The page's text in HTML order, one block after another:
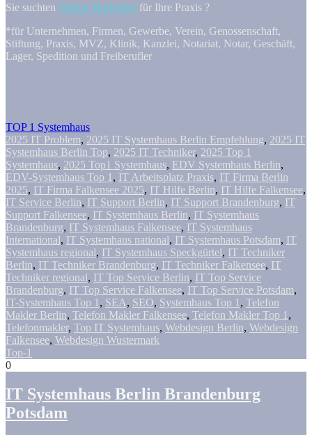
Sie suchten Online Marketing für Ihre Praxis ?
*für Unternehmen, Firmen, Gewerbe, Verein, Genossenschaft,
Stiftung, Praxis, MVZ, Klinik, Kanzlei, Notariat, Notar, Geschäft,
Lager, Spedition und Freiberufler
TOP 1 Systemhaus
2025 IT Problem, 2025 IT Systemhaus Berlin Empfehlung, 2025 IT
Systemhaus Berlin Top, 2025 IT Techniker, 2025 Top 1
Systemhaus, 2025 Top1 Systemhaus, EDV Systemhaus Berlin,
EDV-Systemhaus Top 1 , IT Arbeitsplatz Praxis, IT Firma Berlin
2025, IT Firma Falkensee 2025, IT Hilfe Berlin, IT Hilfe Falkensee,
IT Service Berlin, IT Support Berlin, IT Support Brandenburg, IT
Support Falkensee, IT Systemhaus Berlin, IT Systemhaus
Brandenburg, IT Systemhaus Falkensee, IT Systemhaus
International, IT Systemhaus national, IT Systemhaus Potsdam, IT
Systemhaus regional, IT Systemhaus Speckgürtel, IT Techniker
Berlin, IT Techniker Brandenburg, IT Techniker Falkensee, IT
Techniker regional, IT Top Service Berlin, IT Top Service
Brandenburg, IT Top Service Falkensee, IT Top Service Potsdam,
IT-Systemhaus Top 1 , SEA, SEO, Systemhaus Top 1 , Telefon
Makler Berlin, Telefon Makler Falkensee, Telefon Makler Top 1 ,
Telefonmakler, Top IT Systemhaus, Webdesign Berlin, Webdesign
Falkensee, Webdesign Wustermark
Top-1
0
IT Systemhaus Berlin Brandenburg
Potsdam